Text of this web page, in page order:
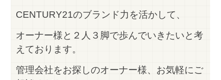
CENTURY21のブランド力を活かして、
オーナー様と２人３脚で歩んでいきたいと考
えております。
管理会社をお探しのオーナー様、お気軽にご